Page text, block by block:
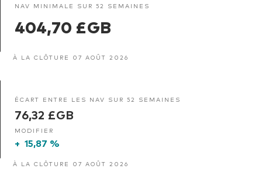
NAV MINIMALE SUR 52 SEMAINES
404,70 £GB
À LA CLÔTURE 07 AOÛT 2026
ÉCART ENTRE LES NAV SUR 52 SEMAINES
76,32 £GB
MODIFIER
+ 15,87 %
À LA CLÔTURE 07 AOÛT 2026